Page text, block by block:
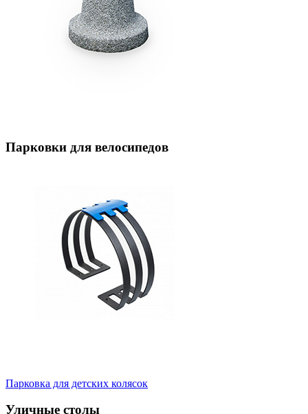
Парковки для велосипедов
Парковка для детских колясок
Уличные столы